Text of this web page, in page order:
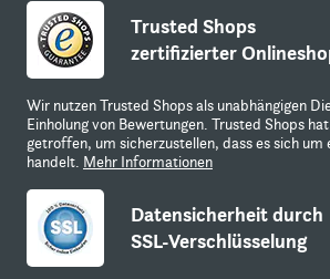
Trusted Shops
zertifizierter
Wir nutzen Trusted Shops als unabhängigen
Einholung von Bewertungen. Trusted Shops
getroffen, um sicherzustellen, dass es sich um
handelt. Mehr Informationen
Datensicherheit durch
SSL-Verschlüsselung